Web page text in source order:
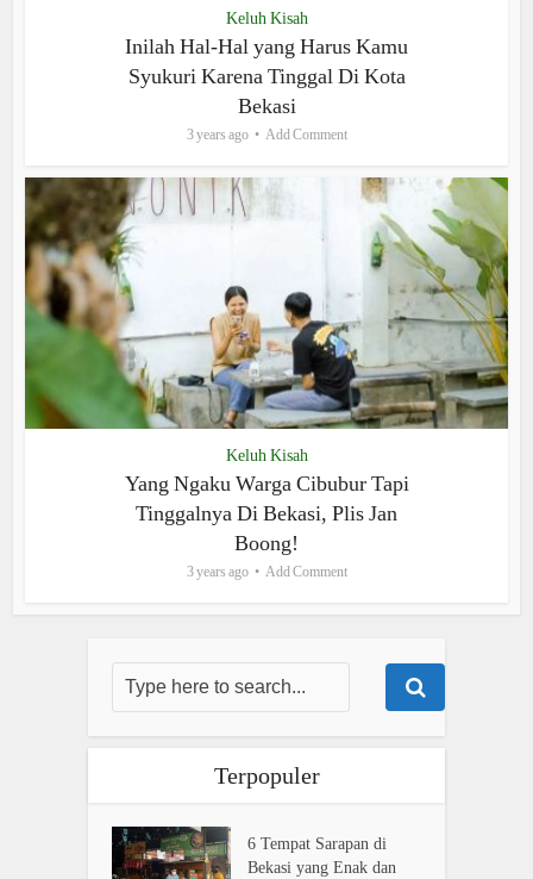
Keluh Kisah
Inilah Hal-Hal yang Harus Kamu
Syukuri Karena Tinggal Di Kota
Bekasi
3 years ago Add Comment
Keluh Kisah
Yang Ngaku Warga Cibubur Tapi
Tinggalnya Di Bekasi, Plis Jan
Boong!
3 years ago Add Comment
Terpopuler
6 Tempat Sarapan di
Bekasi yang Enak dan